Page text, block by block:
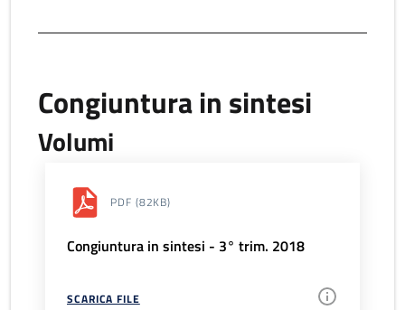
Congiuntura in sintesi
Volumi
PDF (82KB)
Congiuntura in sintesi - 3° trim. 2018
SCARICA FILE